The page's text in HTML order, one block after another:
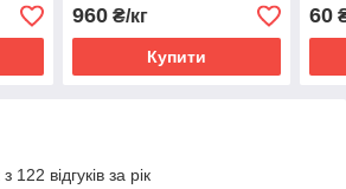
960₴/кг
Купити
60
122 відгуків за рік